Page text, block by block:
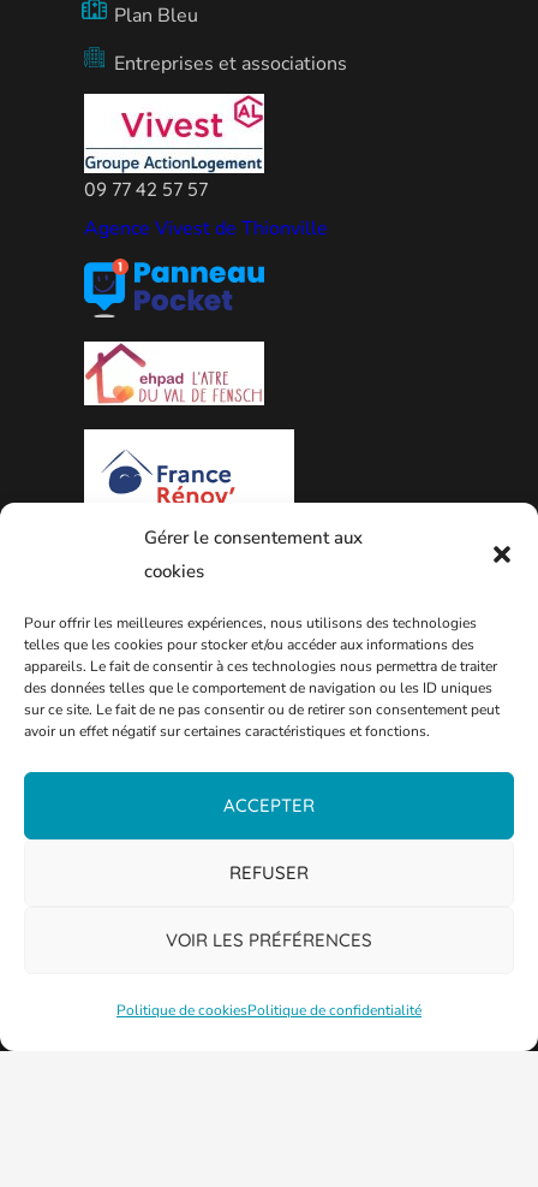
Gérer le consentement aux
cookies
Pour offrir les meilleures expériences, nous utilisons des technologies
telles que les cookies pour stocker et/ou accéder aux informations des
appareils. Le fait de consentir à ces technologies nous permettra de traiter
des données telles que le comportement de navigation ou les ID uniques
sur ce site. Le fait de ne pas consentir ou de retirer son consentement peut
avoir un effet négatif sur certaines caractéristiques et fonctions.
ACCEPTER
REFUSER
VOIR LES PRÉFÉRENCES
Politique de cookiesPolitique de confidentialité
Plan Bleu
Entreprises et associations
09 77 42 57 57
Agence Vivest de Thionville
PLAN DE LA VILLE